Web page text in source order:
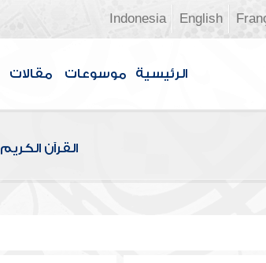
English
Indonesia
الرئيسية موسوعات مقالات
القرآن الكريم